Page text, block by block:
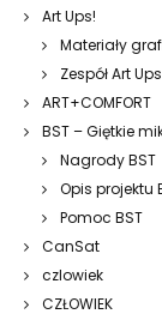
Art Ups!
Materiały
Zespół Art Ups
ART+COMFORT
BST – Giętkie
Nagrody BST
Opis projektu
Pomoc BST
CanSat
czlowiek
CZŁOWIEK